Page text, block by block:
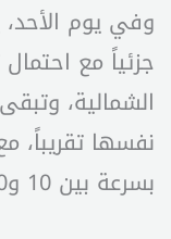
وفي يوم
جزئياً مع
الشمالية،
نفسها تقريباً،
بسرعة بين 10 و40 كم/س